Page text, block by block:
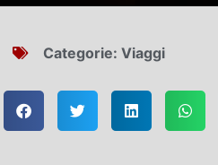
Categorie: Viaggi